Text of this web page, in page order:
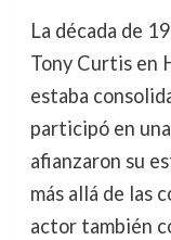
La década de
Tony Curtis en
estaba
participó en
afianzaron su
más allá de las
actor también